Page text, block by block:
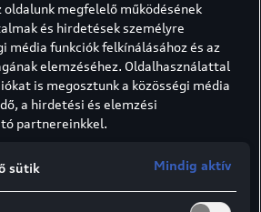
5a lenyűgöző dinamikát ötvözi a
Erőteljes formavilága és
elemekkel fokozza a
feltüntetett fogyasztási és
oldalunk megfelelő működésének
és hirdetések személyre
média funkciók felkínálásához és az
elemzéséhez. Oldalhasználattal
is megosztunk a közösségi média
a hirdetési és elemzési
partnereinkkel.
sütik Mindig aktív